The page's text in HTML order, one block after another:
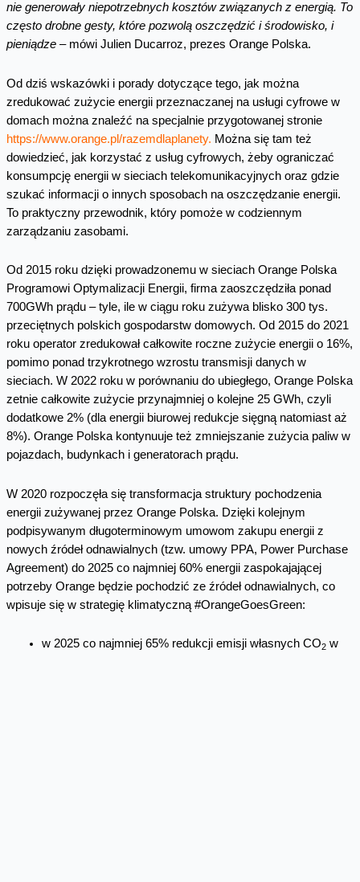
nie generowały niepotrzebnych kosztów związanych z energią. To
często drobne gesty, które pozwolą oszczędzić i środowisko, i
pieniądze – mówi Julien Ducarroz, prezes Orange Polska.
Od dziś wskazówki i porady dotyczące tego, jak można
zredukować zużycie energii przeznaczanej na usługi cyfrowe w
domach można znaleźć na specjalnie przygotowanej stronie
https://www.orange.pl/razemdlaplanety. Można się tam też
dowiedzieć, jak korzystać z usług cyfrowych, żeby ograniczać
konsumpcję energii w sieciach telekomunikacyjnych oraz gdzie
szukać informacji o innych sposobach na oszczędzanie energii.
To praktyczny przewodnik, który pomoże w codziennym
zarządzaniu zasobami.
Od 2015 roku dzięki prowadzonemu w sieciach Orange Polska
Programowi Optymalizacji Energii, firma zaoszczędziła ponad
700GWh prądu – tyle, ile w ciągu roku zużywa blisko 300 tys.
przeciętnych polskich gospodarstw domowych. Od 2015 do 2021
roku operator zredukował całkowite roczne zużycie energii o 16%,
pomimo ponad trzykrotnego wzrostu transmisji danych w
sieciach. W 2022 roku w porównaniu do ubiegłego, Orange Polska
zetnie całkowite zużycie przynajmniej o kolejne 25 GWh, czyli
dodatkowe 2% (dla energii biurowej redukcje sięgną natomiast aż
8%). Orange Polska kontynuuje też zmniejszanie zużycia paliw w
pojazdach, budynkach i generatorach prądu.
W 2020 rozpoczęła się transformacja struktury pochodzenia
energii zużywanej przez Orange Polska. Dzięki kolejnym
podpisywanym długoterminowym umowom zakupu energii z
nowych źródeł odnawialnych (tzw. umowy PPA, Power Purchase
Agreement) do 2025 co najmniej 60% energii zaspokajającej
potrzeby Orange będzie pochodzić ze źródeł odnawialnych, co
wpisuje się w strategię klimatyczną #OrangeGoesGreen:
w 2025 co najmniej 65% redukcji emisji własnych CO2w